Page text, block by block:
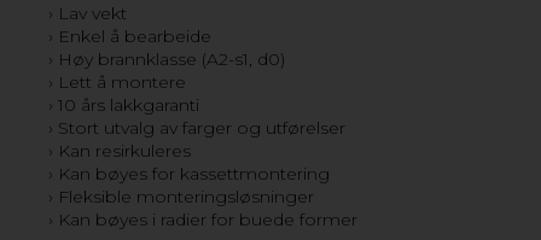
› Lav vekt
› Enkel å bearbeide
› Høy brannklasse (A2-s1, d0)
› Lett å montere
› 10 års lakkgaranti
› Stort utvalg av farger og utførelser
› Kan resirkuleres
› Kan bøyes for kassettmontering
› Fleksible monteringsløsninger
› Kan bøyes i radier for buede former